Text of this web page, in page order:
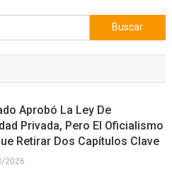
Buscar:
Aprobó La Ley De
Privada, Pero El Oficialismo
Retirar Dos Capítulos Clave
2026